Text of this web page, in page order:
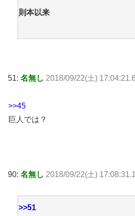
則本以来
51: 名無し 2018/09/22(土)
>>45
巨人では？
90: 名無し 2018/09/22(土)
>>51